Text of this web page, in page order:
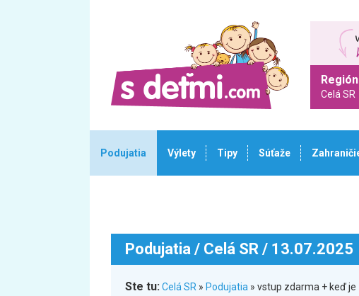
Región
Celá SR
Podujatia Výlety Tipy Súťaže
Podujatia / Celá SR / 13.07.2025
Ste tu:Celá SR » Podujatia » vstup zdarma + keď